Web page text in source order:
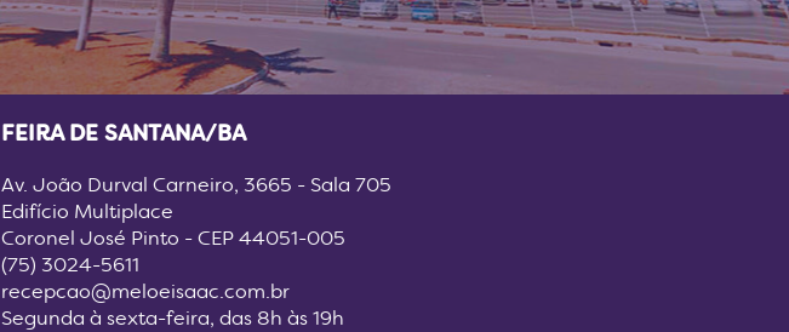
FEIRA DE SANTANA/BA
Av. João Durval Carneiro, 3665 - Sala 705
Edifício Multiplace
Coronel José Pinto - CEP 44051-005
(75) 3024-5611
recepcao@meloeisaac.com.br
Segunda à sexta-feira, das 8h às 19h